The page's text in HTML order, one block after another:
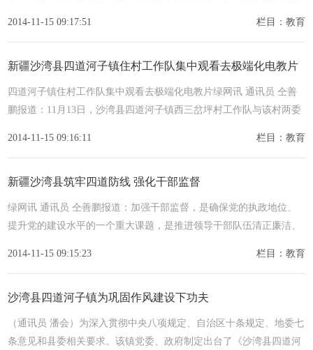
2014-11-15 09:17:51
栏目：教育
新疆沙湾县四道河子镇住村工作队集中观看去极端化电教片
四道河子镇住村工作队集中观看去极端化电教片绿网讯 通讯员 仝善
鹏报道：11月13日，沙湾县四道河子镇西三岔坪村工作队与该村两委
2014-11-15 09:16:11
栏目：教育
新疆沙湾县筑牢四道防线 强化干部监督
绿网讯 通讯员 仝善鹏报道：加强干部监督，是确保党的执政地位、
提升党的建设水平的一个重大课题，是推进领导干部队伍清正廉洁、
2014-11-15 09:15:23
栏目：教育
沙湾县四道河子镇为巩固作风建设下功夫
（通讯员 潘会）为深入贯彻中央八项规定、自治区十条规定、地委七
条意见和县委相关要求。该镇党委、政府制定出台了《沙湾县四道河